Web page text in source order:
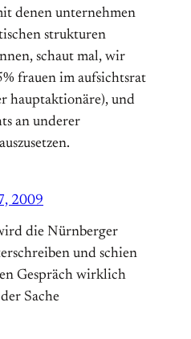
denen unternehmen
strukturen
schaut mal, wir
frauen im aufsichtsrat
hauptaktionäre), und
an underer
2009
die Nürnberger
und schien
Gespräch wirklich
Sache